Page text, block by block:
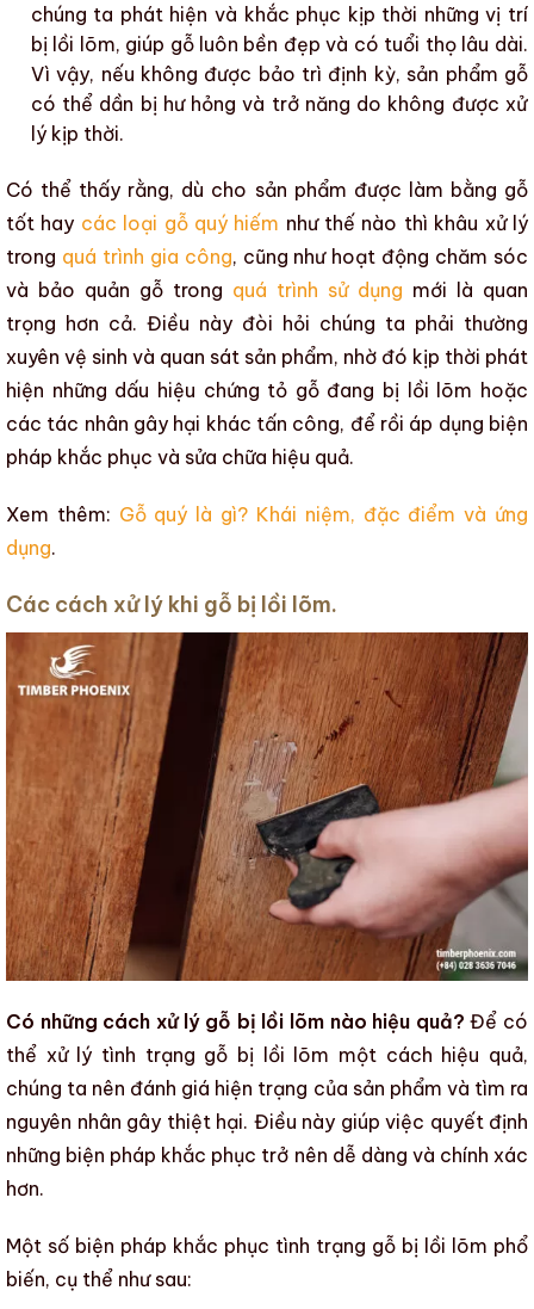
chúng ta phát hiện và khắc phục kịp thời những vị trí
bị lồi lõm, giúp gỗ luôn bền đẹp và có tuổi thọlâu dài.
Vì vậy, nếu không được bảo trì định kỳ, sản phẩm gỗ
có thể dần bị hư hỏng và trở năng do không được xử
lý kịp thời.
Có thể thấy rằng, dù cho sản phẩm được làm bằng gỗ
tốt hay các loại gỗ quý hiếm như thế nào thì khâu xử lý
trong quá trình gia công, cũng như hoạt động chăm sóc
và bảo quản gỗ trong quá trình sử dụng mới là quan
trọng hơn cả. Điều này đòi hỏi chúng ta phải thường
xuyên vệ sinh và quan sát sản phẩm, nhờ đó kịp thời phát
hiện những dấu hiệu chứng tỏ gỗ đang bị lồi lõm hoặc
các tác nhân gây hại khác tấn công, để rồi áp dụng biện
pháp khắc phục và sửa chữa hiệu quả.
Xem thêm: Gỗ quý là gì? Khái niệm, đặc điểm và ứng
dụng.
Các cách xử lý khi gỗ bị lồi lõm.
Có những cách xử lý gỗ bị lồi lõm nào hiệu quả? Để có
thể xử lý tình trạng gỗ bị lồi lõm một cách hiệu quả,
chúng ta nên đánh giá hiện trạng của sản phẩm và tìm ra
nguyên nhân gây thiệt hại. Điều này giúp việc quyết định
những biện pháp khắc phục trở nên dễ dàng và chính xác
hơn.
Một số biện pháp khắc phục tình trạng gỗ bị lồi lõm phổ
biến, cụ thể như sau: